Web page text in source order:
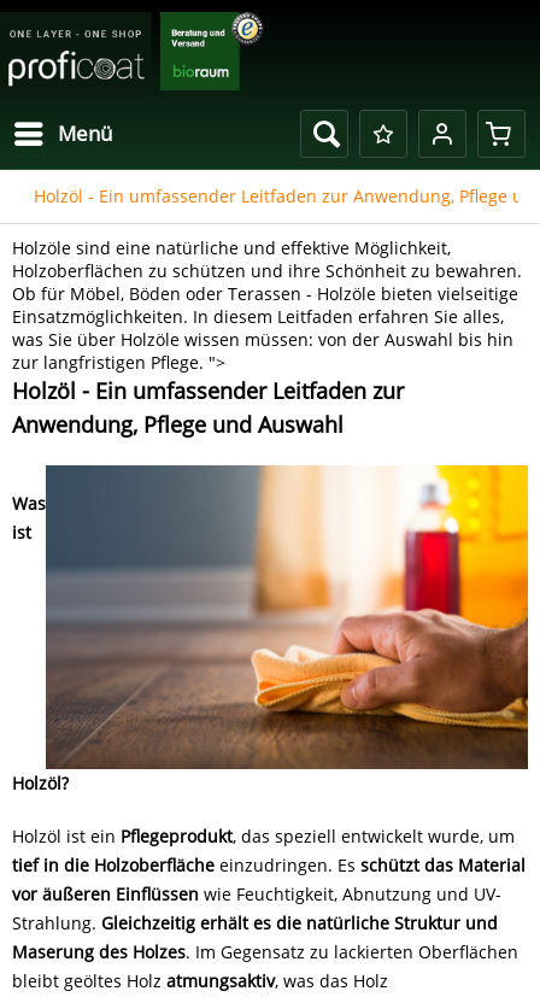
Menü
Holzöl - Ein umfassender Leitfaden zur Anwendung, Pflege
Holzöle sind eine natürliche und effektive Möglichkeit,
Holzoberflächen zu schützen und ihre Schönheit zu bewahren.
Ob für Möbel, Böden oder Terassen - Holzöle bieten vielseitige
Einsatzmöglichkeiten. In diesem Leitfaden erfahren Sie alles,
was Sie über Holzöle wissen müssen: von der Auswahl bis hin
zur langfristigen Pflege. ">
Holzöl - Ein umfassender Leitfaden zur
Anwendung, Pflege und Auswahl
Was
ist
Holzöl?
Holzöl ist ein Pflegeprodukt, das speziell entwickelt wurde, um
tief in die Holzoberfläche einzudringen. Es schützt das Material
vor äußeren Einflüssen wie Feuchtigkeit, Abnutzung und UV-
Strahlung. Gleichzeitig erhält es die natürliche Struktur und
Maserung des Holzes. Im Gegensatz zu lackierten Oberflächen
bleibt geöltes Holz atmungsaktiv, was das Holz